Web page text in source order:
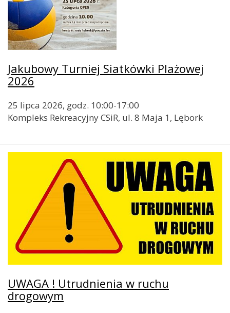
Jakubowy Turniej Siatkówki Plażowej
2026
25 lipca 2026, godz. 10:00-17:00
Kompleks Rekreacyjny CSiR, ul. 8 Maja 1, Lębork
UWAGA ! Utrudnienia w ruchu
drogowym